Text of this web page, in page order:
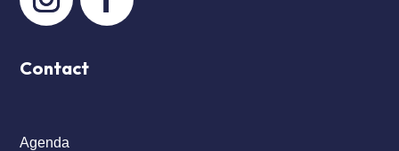
Contact
Agenda